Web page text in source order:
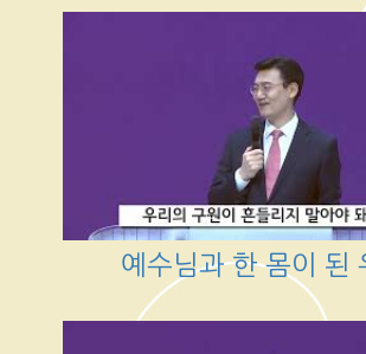
예수님과 한 몸이 된